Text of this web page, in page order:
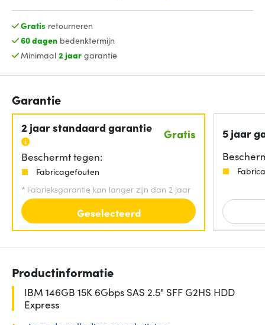
Gratis retourneren
60 dagenbedenktermijn
Minimaal 2 jaargarantie
Garantie
2 jaar standaard garantie Gratis
Beschermt tegen:
Fabricagefouten
* Fabrieksgarantie kan langer zijn dan 2 jaar
Geselecteerd
5 jaar
Productinformatie
IBM 146GB 15K 6Gbps SAS 2.5" SFF G2HS HDD
Express